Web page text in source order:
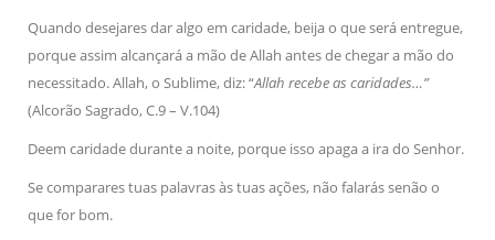
Quando desejares dar algo em caridade, beija o que será entregue,
porque assim alcançará a mão de Allah antes de chegar a mão do
necessitado. Allah, o Sublime, diz: “Allah recebe as caridades…”
(Alcorão Sagrado, C.9 – V.104)
Deem caridade durante a noite, porque isso apaga a ira do Senhor.
Se comparares tuas palavras às tuas ações, não falarás senão o
que for bom.